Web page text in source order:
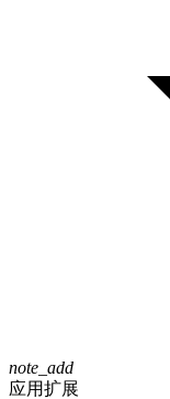
note_add
应用扩展